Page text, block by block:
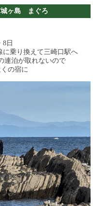
城ヶ島 まぐろ
8日
に乗り換えて三崎口駅へ
連泊が取れないので
の宿に